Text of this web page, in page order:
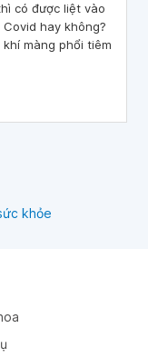
có được liệt vào
hay không?
màng phổi tiêm
khỏe